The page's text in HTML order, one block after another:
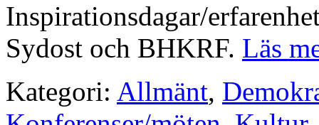
Inspirationsdagar/
Sydost och BHKRF. Läs
Kategori: Allmänt,